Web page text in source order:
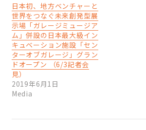
日本初、地方ベンチャーと
世界をつなぐ未来創発型展
示場「ガレージミュージア
ム」併設の日本最大級イン
キュベーション施設「セン
ターオブガレージ」グラン
ドオープン （6/3記者会
見）
2019年6月1日
Media